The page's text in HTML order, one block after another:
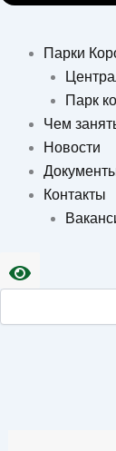
Парки
Парк
Чем
Новости
Контакты